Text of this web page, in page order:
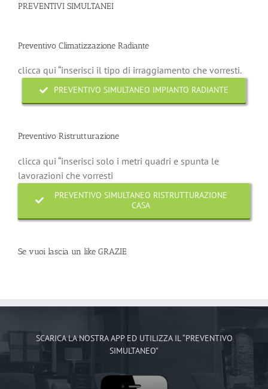
PREVENTIVI SIMULTANEI
Preventivo Climatizzazione Radiante
clicca qui “inserisci il tipo di irraggiamento che vorresti.
PREVENTIVO SIMULTANEO IMPIANTO RADIANTE
Preventivo Ristrutturazione
clicca qui “inserisci solo i metri quadri e spunta le
lavorazioni che vorresti
PREVENTIVO SIMULTANEO RISTRUTTURAZIONE
CASA
Se vuoi lascia un like GRAZIE
SCARICA LA NOSTRA APP ED UTILIZZA IL “PREVENTIVO
SIMULTANEO”